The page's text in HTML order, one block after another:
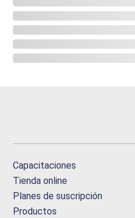
Capacitaciones
Tienda online
Planes de suscripción
Productos